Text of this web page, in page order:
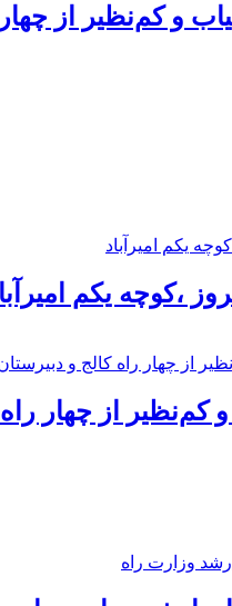
و کم‌نظیر از چهار راه
،کوچه یکم
از چهار راه